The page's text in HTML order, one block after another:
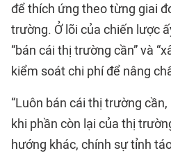
để thích ứng theo từng giai
trường. Ở lõi của chiến lược
“bán cái thị trường cần” và
kiểm soát chi phí để nâng
“Luôn bán cái thị trường
khi phần còn lại của thị
hướng khác, chính sự tỉnh